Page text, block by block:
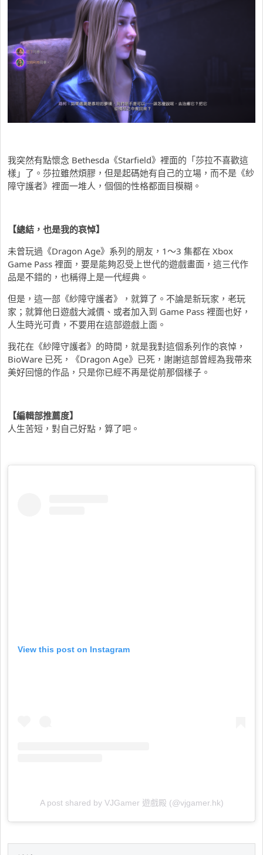
我突然有點懷念 Bethesda《Starfield》裡面的「莎拉不喜歡這
樣」了。莎拉雖然煩膠，但是起碼她有自己的立場，而不是《紗
障守護者》裡面一堆人，個個的性格都面目模糊。
【總結，也是我的哀悼】
未曾玩過《Dragon Age》系列的朋友，1～3 集都在 Xbox
Game Pass 裡面，要是能夠忍受上世代的遊戲畫面，這三代作
品是不錯的，也稱得上是一代經典。
但是，這一部《紗障守護者》，就算了。不論是新玩家，老玩
家；就算他日遊戲大減價、或者加入到 Game Pass 裡面也好，
人生時光可貴，不要用在這部遊戲上面。
我花在《紗障守護者》的時間，就是我對這個系列作的哀悼，
BioWare 已死，《Dragon Age》已死，謝謝這部曾經為我帶來
美好回憶的作品，只是你已經不再是從前那個樣子。
【編輯部推薦度】
人生苦短，對自己好點，算了吧。
View this post on Instagram
A post shared by VJGamer 遊戲殿 (@vjgamer.hk)